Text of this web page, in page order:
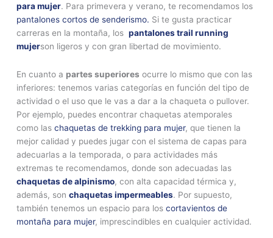
para mujer. Para primevera y verano, te recomendamos los
pantalones cortos de senderismo. Si te gusta practicar
carreras en la montaña, lospantalones trail running
mujerson ligeros y con gran libertad de movimiento.
En cuanto a partes superiores ocurre lo mismo que con las
inferiores: tenemos varias categorías en función del tipo de
actividad o el uso que le vas a dar a la chaqueta o pullover.
Por ejemplo, puedes encontrar chaquetas atemporales
como laschaquetas de trekking para mujer, que tienen la
mejor calidad y puedes jugar con el sistema de capas para
adecuarlas a la temporada, o para actividades más
extremas te recomendamos, donde son adecuadas las
chaquetas de alpinismo, con alta capacidad térmica y,
además, sonchaquetas impermeables. Por supuesto,
también tenemos un espacio para loscortavientos de
montaña para mujer, imprescindibles en cualquier actividad.